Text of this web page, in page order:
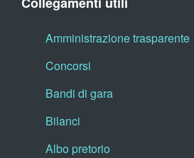
Amministrazione trasparente
Concorsi
Bandi di gara
Bilanci
Albo pretorio